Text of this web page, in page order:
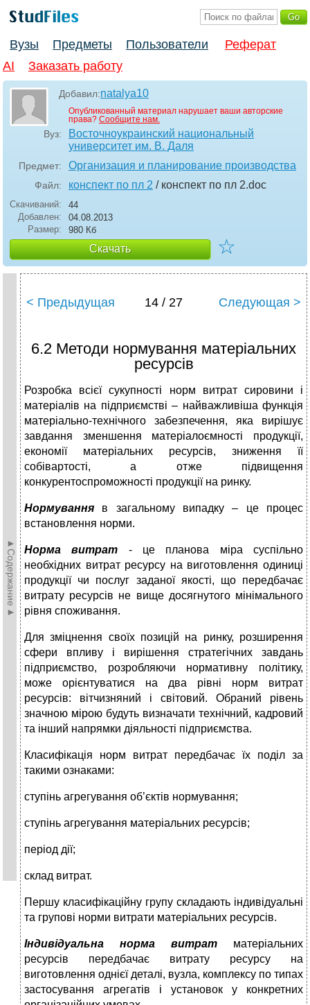
Вузы Предметы Пользователи
Реферат
AI
Заказать работу
Добавил:natalya10
Опубликованный материал нарушает ваши авторские
права? Сообщите нам.
Вуз:
Восточноукраинский национальный
университет им. В. Даля
Предмет: Организация и планирование производства
Файл: конспект по пл 2 / конспект по пл 2.doc
Скачиваний:
44
Добавлен:
04.08.2013
Размер:
980 Кб
Скачать ☆
►Содержание►
< Предыдущая 14 / 27 Следующая >
6.2 Методи нормування матеріальних
ресурсів
Розробка всієї сукупності норм витрат сировини і
матеріалів на підприємстві – найважливіша функція
матеріально-технічного забезпечення, яка вирішує
завдання зменшення матеріалоємності продукції,
економії матеріальних ресурсів, зниження її
собівартості, а отже підвищення
конкурентоспроможності продукції на ринку.
Нормування в загальному випадку – це процес
встановлення норми.
Норма витрат - це планова міра суспільно
необхідних витрат ресурсу на виготовлення одиниці
продукції чи послуг заданої якості, що передбачає
витрату ресурсів не вище досягнутого мінімального
рівня споживання.
Для зміцнення своїх позицій на ринку, розширення
сфери впливу і вирішення стратегічних завдань
підприємство, розробляючи нормативну політику,
може орієнтуватися на два рівні норм витрат
ресурсів: вітчизняний і світовий. Обраний рівень
значною мірою будуть визначати технічний, кадровий
та інший напрямки діяльності підприємства.
Класифікація норм витрат передбачає їх поділ за
такими ознаками:
ступінь агрегування об’єктів нормування;
ступінь агрегування матеріальних ресурсів;
період дії;
склад витрат.
Першу класифікаційну групу складають індивідуальні
та групові норми витрати матеріальних ресурсів.
Індивідуальна норма витрат матеріальних
ресурсів передбачає витрату ресурсу на
виготовлення однієї деталі, вузла, комплексу по типах
застосування агрегатів і установок у конкретних